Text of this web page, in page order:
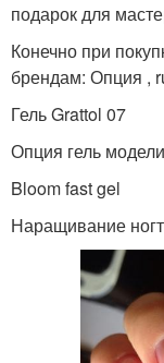
подарок для
Конечно при
брендам: Опция ,
Гель Grattol 07
Опция гель
Bloom fast gel
Наращивание